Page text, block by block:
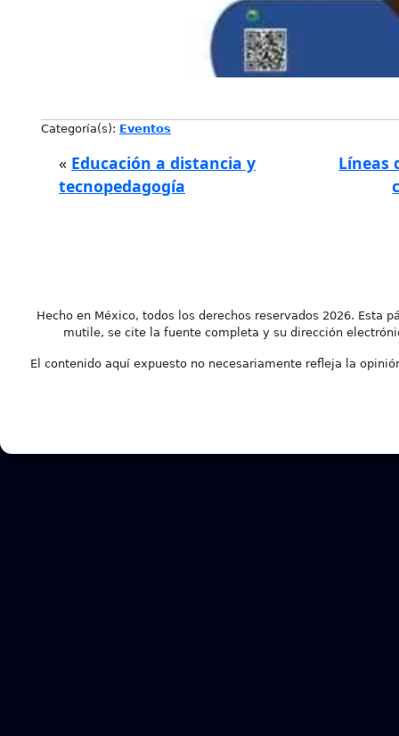
Categoría(s): Eventos
« Educación a distancia y
tecnopedagogía
Líneas
Hecho en México, todos los derechos reservados 2026. Esta
mutile, se cite la fuente completa y su dirección
El contenido aquí expuesto no necesariamente refleja la